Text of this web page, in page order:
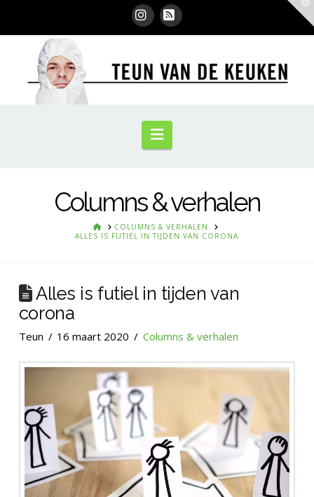
Instagram
RSS
Navigation
Columns & verhalen
HOMECOLUMNS & VERHALEN
ALLES IS FUTIEL IN TIJDEN VAN CORONA
Alles is futiel in tijden van
corona
Teun 16 maart 2020 Columns & verhalen